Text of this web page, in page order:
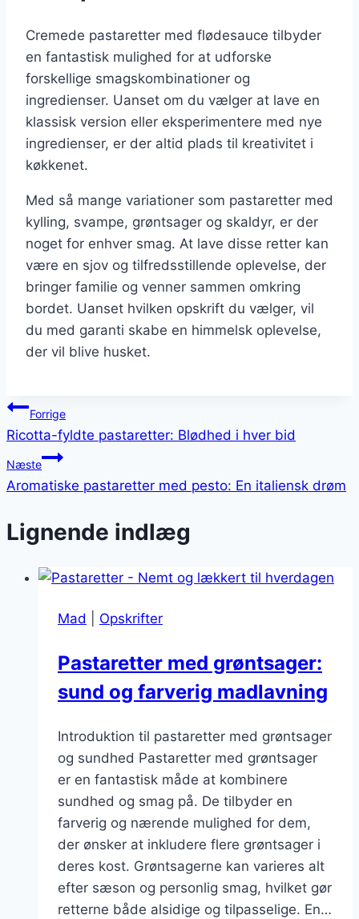
Cremede pastaretter med flødesauce tilbyder
en fantastisk mulighed for at udforske
forskellige smagskombinationer og
ingredienser. Uanset om du vælger at lave en
klassisk version eller eksperimentere med nye
ingredienser, er der altid plads til kreativitet i
køkkenet.
Med så mange variationer som pastaretter med
kylling, svampe, grøntsager og skaldyr, er der
noget for enhver smag. At lave disse retter kan
være en sjov og tilfredsstillende oplevelse, der
bringer familie og venner sammen omkring
bordet. Uanset hvilken opskrift du vælger, vil
du med garanti skabe en himmelsk oplevelse,
der vil blive husket.
Indlægsnavigation
Forrige
Ricotta-fyldte pastaretter: Blødhed i hver bid
Næste
Aromatiske pastaretter med pesto: En italiensk drøm
Lignende indlæg
Mad Opskrifter
Pastaretter med grøntsager:
sund og farverig madlavning
Introduktion til pastaretter med grøntsager
og sundhed Pastaretter med grøntsager
er en fantastisk måde at kombinere
sundhed og smag på. De tilbyder en
farverig og nærende mulighed for dem,
der ønsker at inkludere flere grøntsager i
deres kost. Grøntsagerne kan varieres alt
efter sæson og personlig smag, hvilket gør
retterne både alsidige og tilpasselige. En…